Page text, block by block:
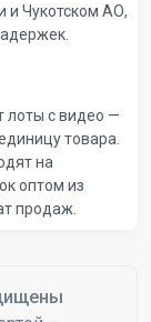
и Чукотском АО,
лоты с видео —
товара.
на
оптом из
продаж.